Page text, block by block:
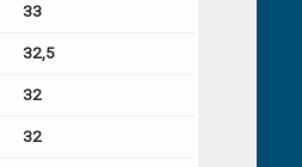
33
32,5
32
32